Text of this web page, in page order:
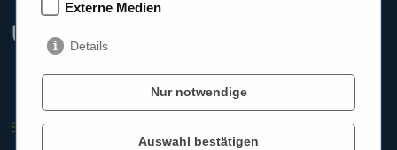
und Symptome
Startseite Aktuelles Wissenswertes
Externe Medien
Details
Nur notwendige
Auswahl bestätigen